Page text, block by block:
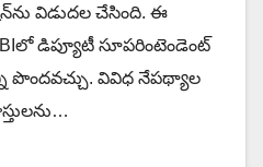
విడుదల చేసింది. ఈ
డిప్యూటీ సూపరింటెండెంట్
పొందవచ్చు. వివిధ నేపథ్యాల